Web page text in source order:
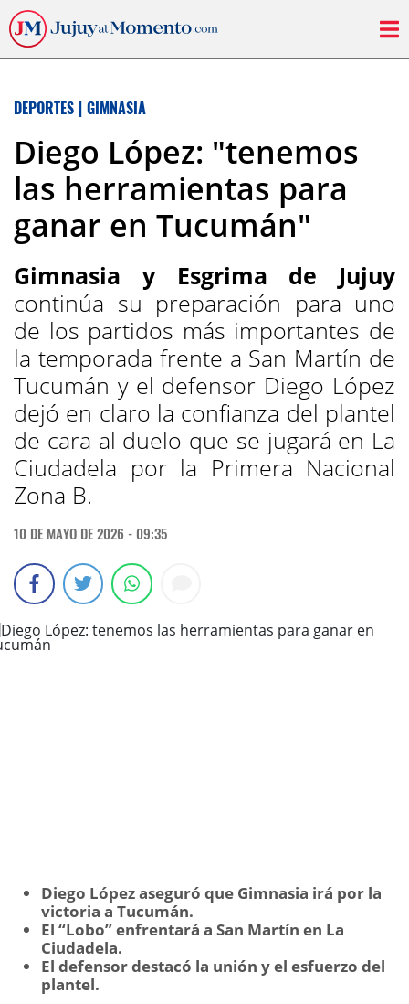
DEPORTES | GIMNASIA
Diego López: "tenemos
las herramientas para
ganar en Tucumán"
Gimnasia y Esgrima de Jujuy
continúa su preparación para uno
de los partidos más importantes de
la temporada frente a San Martín de
Tucumán y el defensor Diego López
dejó en claro la confianza del plantel
de cara al duelo que se jugará en La
Ciudadela por la Primera Nacional
Zona B.
10 DE MAYO DE 2026 - 09:35
Diego López aseguró que Gimnasia irá por la
victoria a Tucumán.
El “Lobo” enfrentará a San Martín en La
Ciudadela.
El defensor destacó la unión y el esfuerzo del
plantel.